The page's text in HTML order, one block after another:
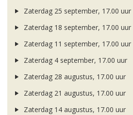
Zaterdag 25 september, 17.00 uur
Zaterdag 18 september, 17.00 uur
Zaterdag 11 september, 17.00 uur
Zaterdag 4 september, 17.00 uur
Zaterdag 28 augustus, 17.00 uur
Zaterdag 21 augustus, 17.00 uur
Zaterdag 14 augustus, 17.00 uur